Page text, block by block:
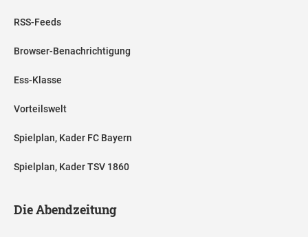
RSS-Feeds
Browser-Benachrichtigung
Ess-Klasse
Vorteilswelt
Spielplan, Kader FC Bayern
Spielplan, Kader TSV 1860
Die Abendzeitung